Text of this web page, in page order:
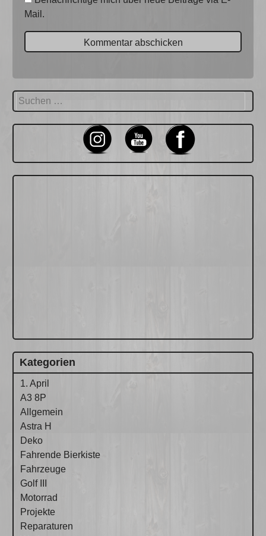
Mail.
Suchen
nach:
Kategorien
1. April
A3 8P
Allgemein
Astra H
Deko
Fahrende Bierkiste
Fahrzeuge
Golf III
Motorrad
Projekte
Reparaturen